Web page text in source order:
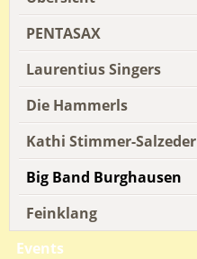
PENTASAX
Laurentius Singers
Die Hammerls
Kathi Stimmer-Salzeder
Big Band Burghausen
Feinklang
Events